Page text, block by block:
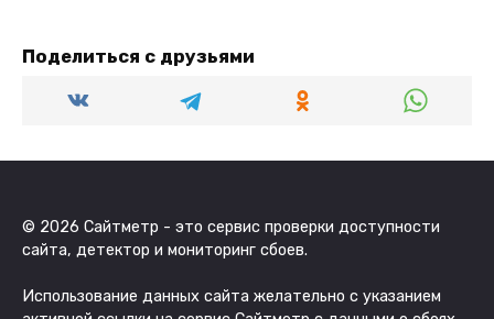
Поделиться с друзьями
© 2026 Сайтметр - это сервис проверки доступности
сайта, детектор и мониторинг сбоев.
Использование данных сайта желательно с указанием